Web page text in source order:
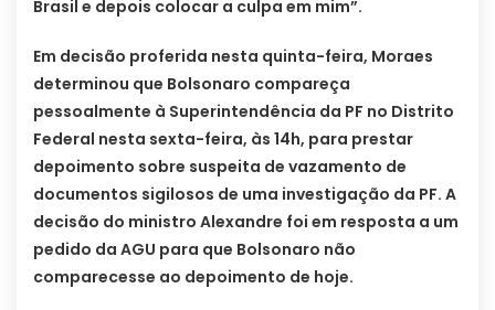
Brasil e depois colocar a culpa em mim”.
Em decisão proferida nesta quinta-feira, Moraes
determinou que Bolsonaro compareça
pessoalmente à Superintendência da PF no Distrito
Federal nesta sexta-feira, às 14h, para prestar
depoimento sobre suspeita de vazamento de
documentos sigilosos de uma investigação da PF. A
decisão do ministro Alexandre foi em resposta a um
pedido da AGU para que Bolsonaro não
comparecesse ao depoimento de hoje.